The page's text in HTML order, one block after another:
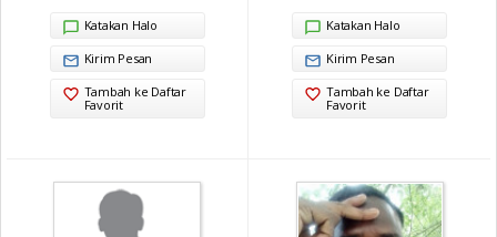
Katakan Halo
Kirim Pesan
Tambah ke Daftar
Favorit
Katakan Halo
Kirim Pesan
Tambah ke Daftar
Favorit